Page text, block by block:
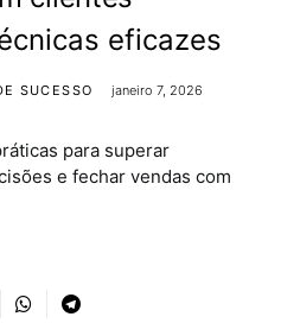
eficazes
SUCESSO
janeiro 7, 2026
para superar
e fechar vendas com